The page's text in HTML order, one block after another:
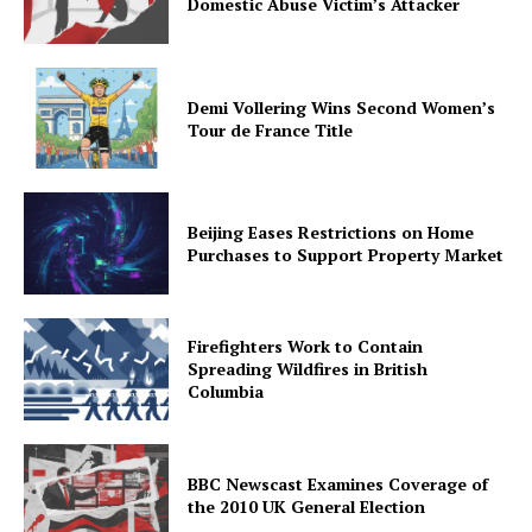
Demi Vollering Wins Second Women’s
Tour de France Title
Beijing Eases Restrictions on Home
Purchases to Support Property Market
Firefighters Work to Contain
Spreading Wildfires in British
Columbia
BBC Newscast Examines Coverage of
the 2010 UK General Election